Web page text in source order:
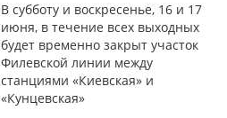
В субботу и воскресенье, 16 и 17
июня, в течение всех выходных
будет временно закрыт участок
Филевской линии между
станциями «Киевская» и
«Кунцевская»